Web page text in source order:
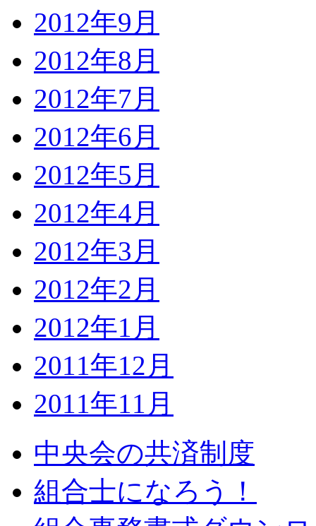
2012年9月
2012年8月
2012年7月
2012年6月
2012年5月
2012年4月
2012年3月
2012年2月
2012年1月
2011年12月
2011年11月
中央会の共済制度
組合士になろう！